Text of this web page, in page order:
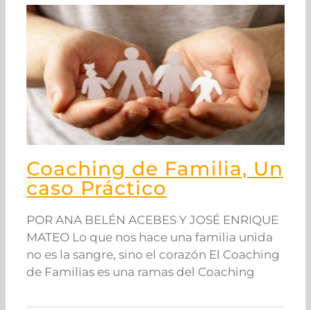
Coaching de Familia, Un
caso Práctico
POR ANA BELÉN ACEBES Y JOSÉ ENRIQUE
MATEO Lo que nos hace una familia unida
no es la sangre, sino el corazón El Coaching
de Familias es una ramas del Coaching